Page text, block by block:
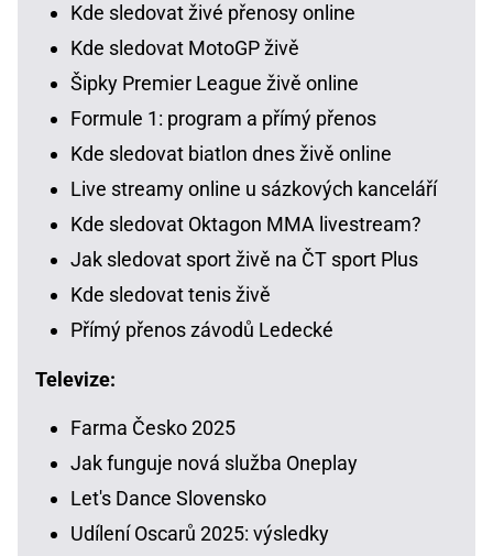
Kde sledovat živé přenosy online
Kde sledovat MotoGP živě
Šipky Premier League živě online
Formule 1: program a přímý přenos
Kde sledovat biatlon dnes živě online
Live streamy online u sázkových kanceláří
Kde sledovat Oktagon MMA livestream?
Jak sledovat sport živě na ČT sport Plus
Kde sledovat tenis živě
Přímý přenos závodů Ledecké
Televize:
Farma Česko 2025
Jak funguje nová služba Oneplay
Let's Dance Slovensko
Udílení Oscarů 2025: výsledky